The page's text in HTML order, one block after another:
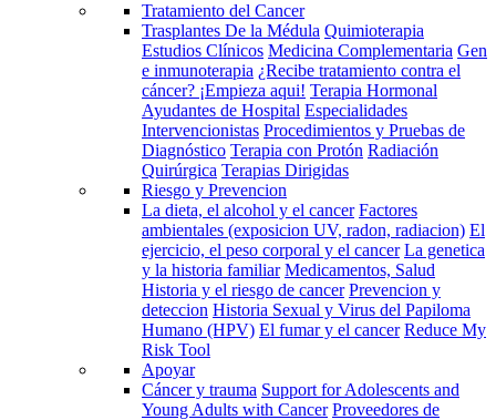
Tratamiento del Cancer
Trasplantes De la Médula Quimioterapia
Estudios Clínicos Medicina Complementaria Gen
e inmunoterapia ¿Recibe tratamiento contra el
cáncer? ¡Empieza aqui! Terapia Hormonal
Ayudantes de Hospital Especialidades
Intervencionistas Procedimientos y Pruebas de
Diagnóstico Terapia con Protón Radiación
Quirúrgica Terapias Dirigidas
Riesgo y Prevencion
La dieta, el alcohol y el cancer Factores
ambientales (exposicion UV, radon, radiacion) El
ejercicio, el peso corporal y el cancer La genetica
y la historia familiar Medicamentos, Salud
Historia y el riesgo de cancer Prevencion y
deteccion Historia Sexual y Virus del Papiloma
Humano (HPV) El fumar y el cancer Reduce My
Risk Tool
Apoyar
Cáncer y trauma Support for Adolescents and
Young Adults with Cancer Proveedores de